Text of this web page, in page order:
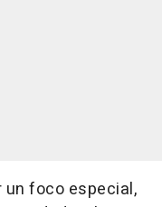
un foco especial,